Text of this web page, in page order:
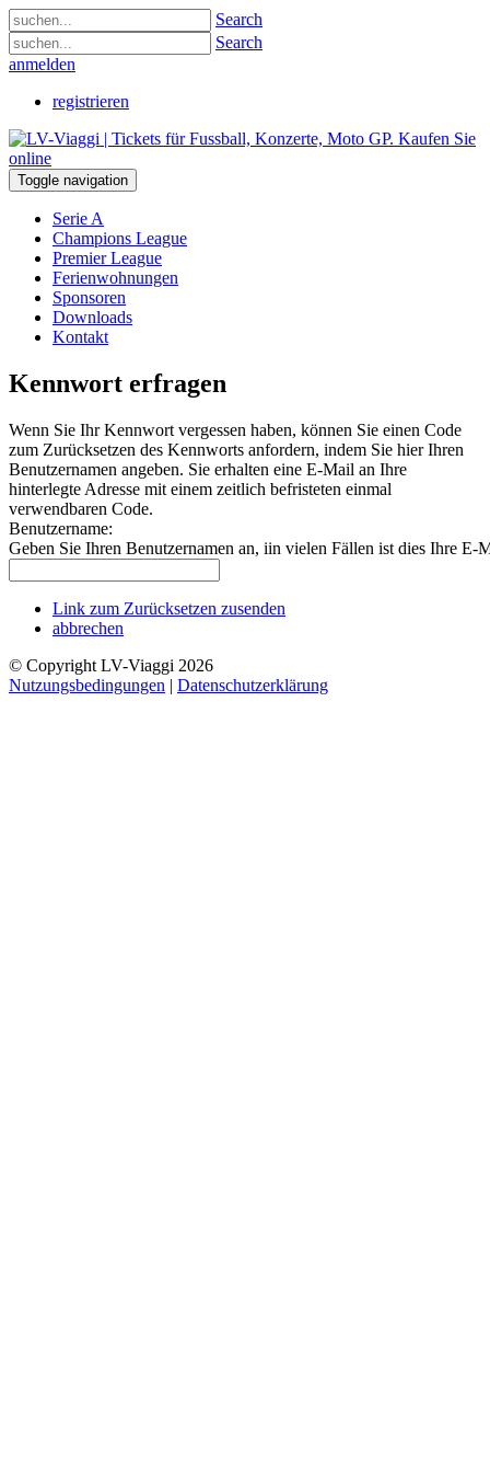
Search
Search
anmelden
registrieren
Toggle navigation
Serie A
Champions League
Premier League
Ferienwohnungen
Sponsoren
Downloads
Kontakt
Kennwort erfragen
Wenn Sie Ihr Kennwort vergessen haben, können Sie einen Code
zum Zurücksetzen des Kennworts anfordern, indem Sie hier Ihren
Benutzernamen angeben. Sie erhalten eine E-Mail an Ihre
hinterlegte Adresse mit einem zeitlich befristeten einmal
verwendbaren Code.
Benutzername:
Geben Sie Ihren Benutzernamen an, iin vielen Fällen ist dies Ihre E-
Link zum Zurücksetzen zusenden
abbrechen
© Copyright LV-Viaggi 2026
Nutzungsbedingungen | Datenschutzerklärung